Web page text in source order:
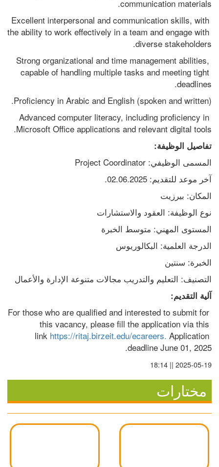
communication materials.
Excellent interpersonal and communication skills, with
the ability to work effectively in a team and engage with
diverse stakeholders.
Strong organizational and time management abilities,
capable of handling multiple tasks and meeting tight
deadlines.
Proficiency in Arabic and English (spoken and written).
Advanced computer literacy, including proficiency in
Microsoft Office applications and relevant digital tools.
تفاصيل الوظيفة:
المسمى الوظيفي: Project Coordinator
آخر موعد للتقديم: 02.06.2025.
المكان: بيرزيت
نوع الوظيفة: العقود والاستشارات
المستوى المهني: متوسط الخبرة
الدرجة العلمية: البكالوريوس
الخبرة: سنتين
التصنيف: التعليم والتدريب مجالات متنوعة الإدارة والأعمال
آلية التقديم:
For those who are qualified and interested to submit for
this vacancy, please fill the application via this
link https://ritaj.birzeit.edu/ecareers. Application
deadline June 01, 2025.
2025-05-19 || 18:14
مختارات